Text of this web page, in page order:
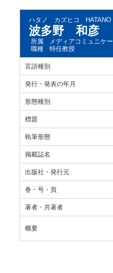
ハタノ カズヒコ
波多野 和彦
所属
メディアコミュニケ
職種
特任教授
言語種別
発行・発表の年月
形態種別
標題
執筆形態
掲載誌名
出版社・発行元
巻・号・頁
著者・共著者
概要